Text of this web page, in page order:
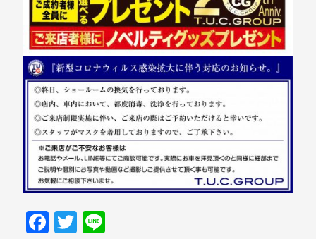
Facebook
Twitter